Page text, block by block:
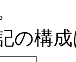
構成